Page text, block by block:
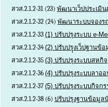
สวส.2.1.2-31 (23) พัฒนาเว็ปประเมิ
สวส.2.1.2-32 (24) พัฒนาระบบจองร
สวส.2.1.2-33 (1) ปรับปรุงระบบ e-
สวส.2.1.2-34(2) ปรับปรุุงเว็ปฐานข้
สวส.2.1.2-35 (3) ปรับปรุงระบบสหกิจ
สวส.2.1.2-36 (4) ปรับปรุงระบบลาอ
สวส.2.1.2-37 (5) ปรับปรุงระบบกิจก
สวส.2.1.2-38 (6) ปรับปรุงฐานข้อมูล